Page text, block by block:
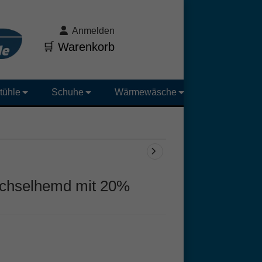
Anmelden
🛒 Warenkorb
Schuhe Wärmewäsche
mit 20%